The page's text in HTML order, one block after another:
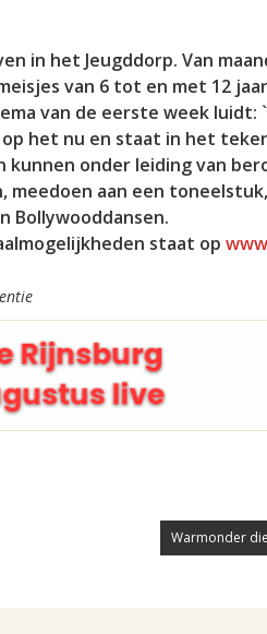
in het Jeugddorp. Van
van 6 tot en met 12
van de eerste week luidt:
het nu en staat in het
kunnen onder leiding van
aan een
Bollywooddansen.
staat op
Warmonder